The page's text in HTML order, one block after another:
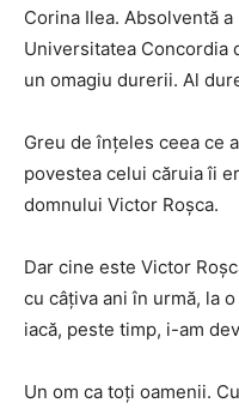
Corina Ilea. Absolventă
Universitatea Concordia
un omagiu durerii. Al
Greu de înțeles ceea ce
povestea celui căruia îi
domnului Victor Roșca.
Dar cine este Victor
cu câțiva ani în urmă, la
iacă, peste timp, i-am
Un om ca toți oamenii.